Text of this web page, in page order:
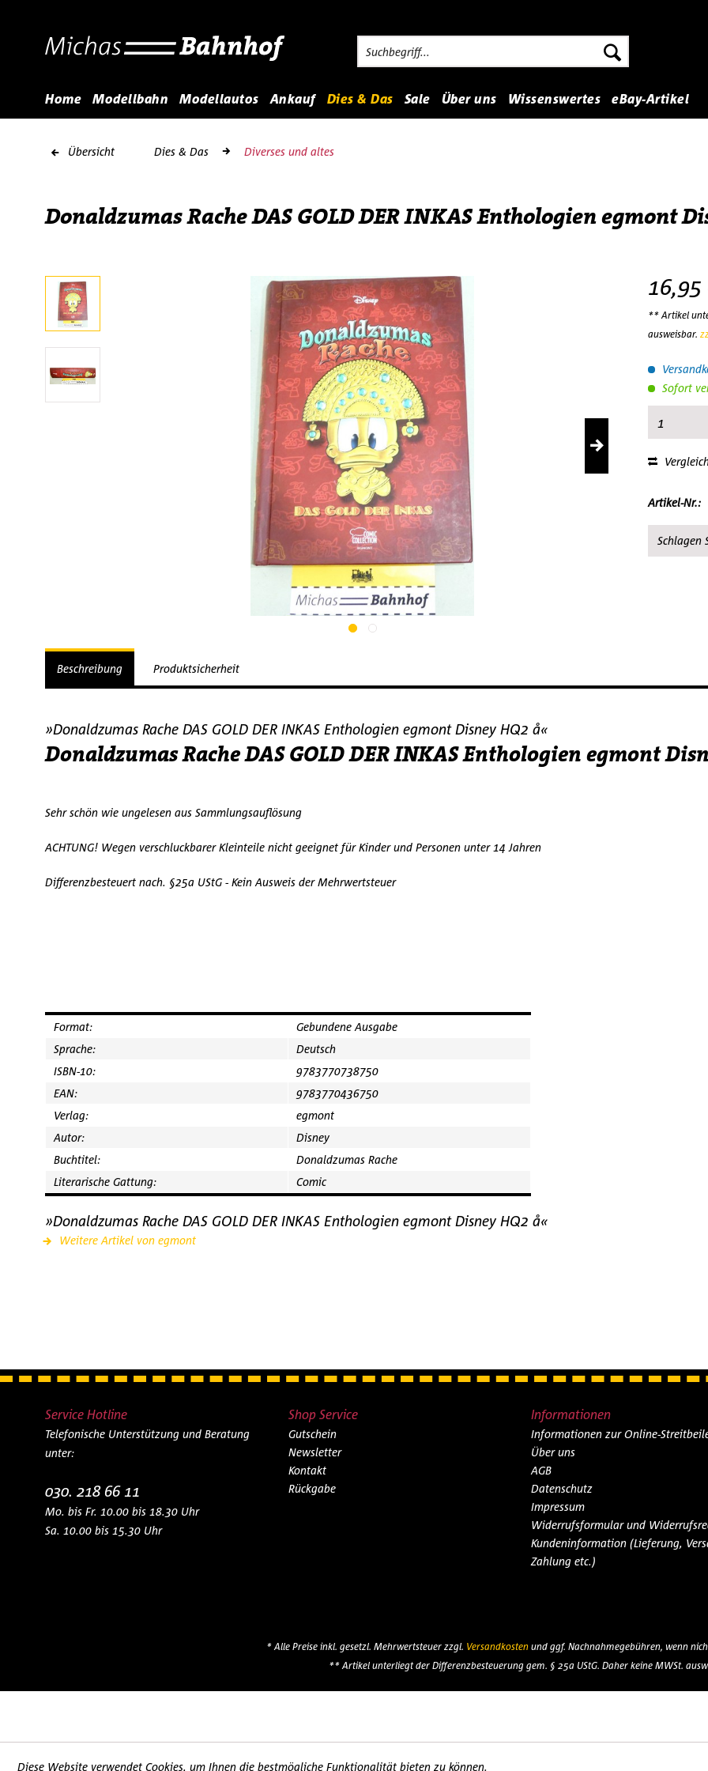
Home Modellbahn Modellautos Ankauf Dies & Das Sale Über uns Wissenswertes eBay-Artikel
Übersicht Dies & Das Diverses und altes
Donaldzumas Rache DAS GOLD DER INKAS Enthologien egmont
** Artikel
ausweisbar.
Sofort
Artikel-Nr.:
Schlagen
Beschreibung Produktsicherheit
»Donaldzumas Rache DAS GOLD DER INKAS Enthologien egmont Disney HQ2 å«
Donaldzumas Rache DAS GOLD DER INKAS Enthologien egmont
Sehr schön wie ungelesen aus Sammlungsauflösung
ACHTUNG! Wegen verschluckbarer Kleinteile nicht geeignet für Kinder und Personen unter 14 Jahren
Differenzbesteuert nach. §25a UStG - Kein Ausweis der Mehrwertsteuer
Format:
Gebundene Ausgabe
Sprache:
Deutsch
ISBN-10:
9783770738750
EAN:
9783770436750
Verlag:
egmont
Autor:
Disney
Buchtitel:
Donaldzumas Rache
Literarische Gattung:
Comic
»Donaldzumas Rache DAS GOLD DER INKAS Enthologien egmont Disney HQ2 å«
Weitere Artikel von egmont
Service Hotline
Telefonische Unterstützung und Beratung
unter:
030. 218 66 11
Mo. bis Fr. 10.00 bis 18.30 Uhr
Sa. 10.00 bis 15.30 Uhr
Shop Service
Gutschein
Newsletter
Kontakt
Rückgabe
Informationen
Informationen zur Online-
Über uns
AGB
Datenschutz
Impressum
Widerrufsformular und
Kundeninformation (Lieferung,
Zahlung etc.)
* Alle Preise inkl. gesetzl. Mehrwertsteuer zzgl. Versandkosten und ggf. Nachnahmegebühren, wenn
** Artikel unterliegt der Differenzbesteuerung gem. § 25a UStG. Daher keine MWSt.
Diese Website verwendet Cookies, um Ihnen die bestmögliche Funktionalität bieten zu können.